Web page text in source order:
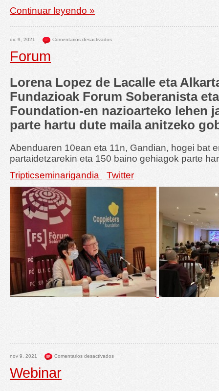
Continuar leyendo »
dic 9, 2021 Comentarios desactivados
Forum
Lorena Lopez de Lacalle eta
Fundazioak Forum Soberanista
Foundation-en nazioarteko lehen
parte hartu dute maila anitzeko
Abenduaren 10ean eta 11n, Gandian, hogei bat
partaidetzarekin eta 150 baino gehiagok parte
Tripticseminarigandia
Twitter
nov 9, 2021 Comentarios desactivados
Webinar